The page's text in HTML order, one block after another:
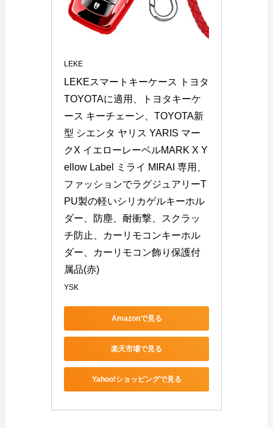
LEKE
LEKEスマートキーケース トヨタ
TOYOTAに適用、トヨタキーケ
ース キーチェーン、TOYOTA新
型 シエンタ ヤリス YARIS マー
クX イエローレーベルMARK X Y
ellow Label ミライ MIRAI 専用、
ファッションでラグジュアリーT
PU製の軽いシリカゲルキーホル
ダー、防塵、耐衝撃、スクラッ
チ防止、カーリモコンキーホル
ダー、カーリモコン飾り保護付
属品(赤)
YSK
Amazonで見る
楽天市場で見る
Yahoo!ショッピングで見る